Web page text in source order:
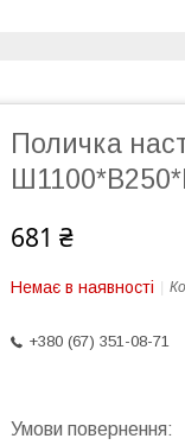
Поличка
681 ₴
Немає в наявності
+380 (67) 351-08-71